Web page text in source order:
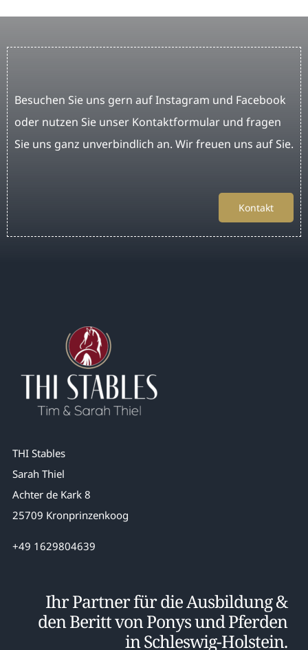
Besuchen Sie uns gern auf Instagram und Facebook
oder nutzen Sie unser Kontaktformular und fragen
Sie uns ganz unverbindlich an. Wir freuen uns auf Sie.
Kontakt
THI Stables
Sarah Thiel
Achter de Kark 8
25709 Kronprinzenkoog
+49 1629804639
Ihr Partner für die Ausbildung &
den Beritt von Ponys und Pferden
in Schleswig-Holstein.